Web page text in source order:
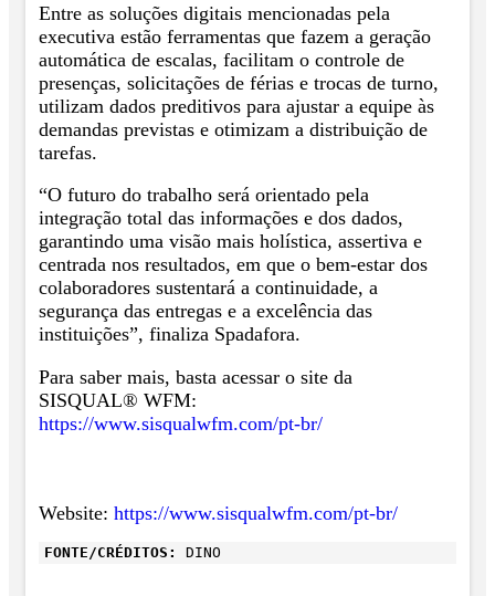
Entre as soluções digitais mencionadas pela
executiva estão ferramentas que fazem a geração
automática de escalas, facilitam o controle de
presenças, solicitações de férias e trocas de turno,
utilizam dados preditivos para ajustar a equipe às
demandas previstas e otimizam a distribuição de
tarefas.
“O futuro do trabalho será orientado pela
integração total das informações e dos dados,
garantindo uma visão mais holística, assertiva e
centrada nos resultados, em que o bem-estar dos
colaboradores sustentará a continuidade, a
segurança das entregas e a excelência das
instituições”, finaliza Spadafora.
Para saber mais, basta acessar o site da
SISQUAL® WFM:
https://www.sisqualwfm.com/pt-br/
Website: https://www.sisqualwfm.com/pt-br/
FONTE/CRÉDITOS: DINO